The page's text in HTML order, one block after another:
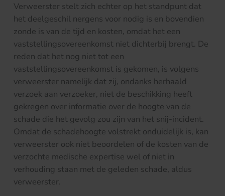
Verweerster stelt zich echter op het standpunt dat
het deelgeschil nergens voor nodig is en bovendien
zonde is van de tijd en kosten, omdat het een
vaststellingsovereenkomst niet dichterbij brengt. De
reden dat het nog niet tot een
vaststellingsovereenkomst is gekomen, is volgens
verweerster namelijk dat zij, ondanks herhaald
verzoek aan verzoeker, niet de beschikking heeft
gekregen over informatie over de hoogte van de
schade die het gevolg zou zijn van het snij-incident.
Omdat de schadehoogte volstrekt onduidelijk is, kan
verweerster ook niet beoordelen of de kosten van de
verzochte medische expertise wel of niet in
verhouding staan met de geleden schade, aldus
verweerster.